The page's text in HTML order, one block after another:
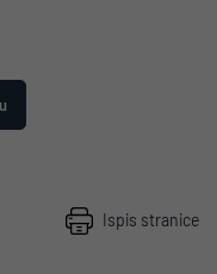
Ispis stranice